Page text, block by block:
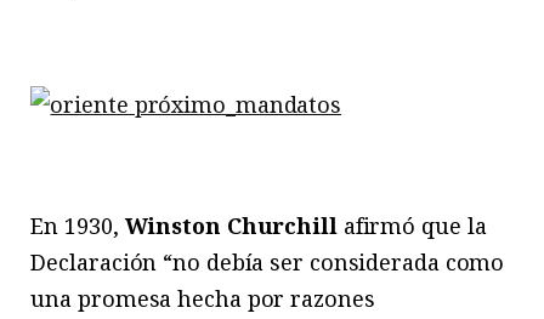
En 1930, Winston Churchillafirmó que la
Declaración “no debía ser considerada como
una promesa hecha por razones